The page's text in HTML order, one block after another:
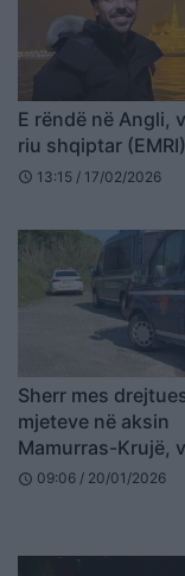
E rëndë në Angli,
riu shqiptar (EMRI)
schedule 13:15 / 17/02/2026
Sherr mes
mjeteve në aksin
Mamurras-Krujë,
njëri prej tyre
schedule 09:06 / 20/01/2026